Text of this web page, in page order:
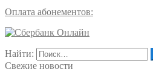
Оплата абонементов:
Найти:
Свежие новости